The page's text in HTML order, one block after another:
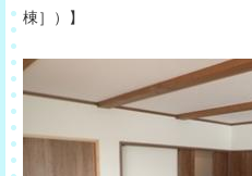
棟］）】